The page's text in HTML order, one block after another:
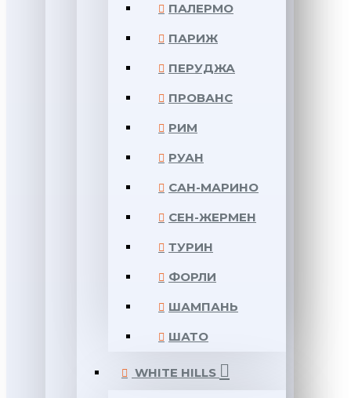
ПАЛЕРМО
ПАРИЖ
ПЕРУДЖА
ПРОВАНС
РИМ
РУАН
САН-МАРИНО
СЕН-ЖЕРМЕН
ТУРИН
ФОРЛИ
ШАМПАНЬ
ШАТО
WHITE HILLS